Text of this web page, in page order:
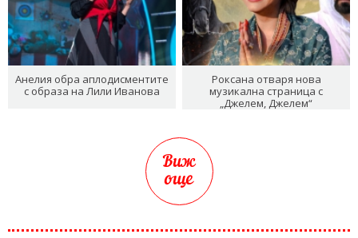
Анелия обра аплодисментите
с образа на Лили Иванова
Роксана отваря нова
музикална страница с
„Джелем, Джелем“
Виж
още